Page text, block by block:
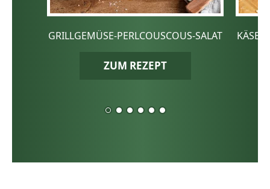
GRILLGEMÜSE-PERLCOUSCOUS-SALAT
ZUM REZEPT
KÄSE-